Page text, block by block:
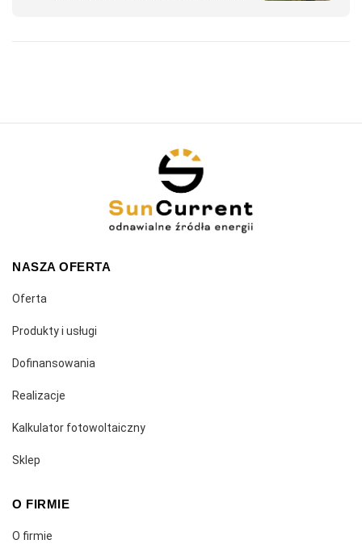
NASZA OFERTA
Oferta
Produkty i usługi
Dofinansowania
Realizacje
Kalkulator fotowoltaiczny
Sklep
O FIRMIE
O firmie